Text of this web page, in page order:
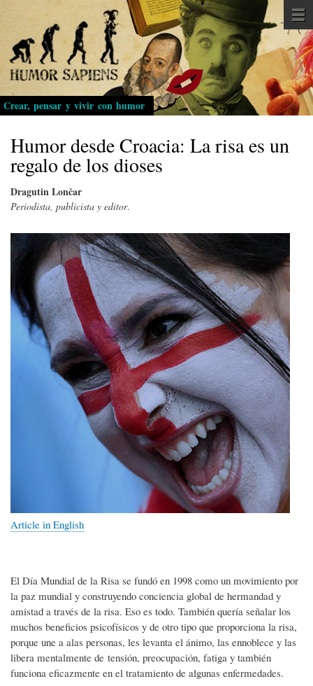
Pasar
al
contenido
principal
Crear, pensar y vivir con humor
Humor desde Croacia: La risa es un
regalo de los dioses
Dragutin Lončar
Periodista, publicista y editor.
Article in English
El Día Mundial de la Risa se fundó en 1998 como un movimiento por
la paz mundial y construyendo conciencia global de hermandad y
amistad a través de la risa. Eso es todo. También quería señalar los
muchos beneficios psicofísicos y de otro tipo que proporciona la risa,
porque une a alas personas, les levanta el ánimo, las ennoblece y las
libera mentalmente de tensión, preocupación, fatiga y también
funciona eficazmente en el tratamiento de algunas enfermedades.